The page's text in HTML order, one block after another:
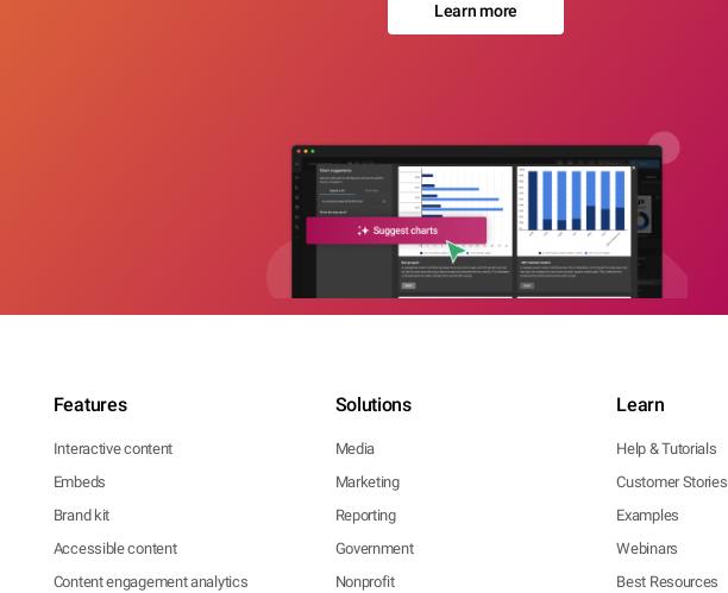
Learn more
Features
Interactive content
Embeds
Brand kit
Accessible content
Content engagement analytics
Solutions
Media
Marketing
Reporting
Government
Nonprofit
Learn
Help & Tutorials
Customer Stories
Examples
Webinars
Best Resources